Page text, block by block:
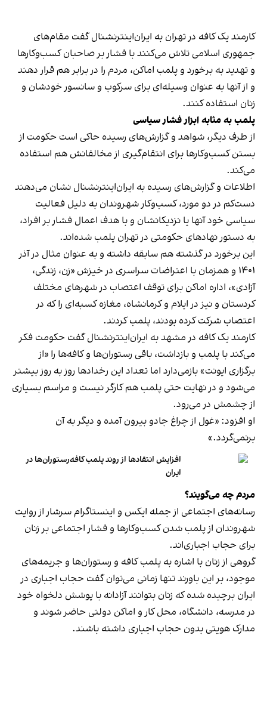
کارمند یک کافه در تهران به ایران‌اینترنشنال گفت مقام‌های
جمهوری اسلامی تلاش می‌کنند با فشار بر صاحبان کسب‌وکارها
و تهدید به برخورد و پلمب اماکن، مردم را در برابر هم قرار دهند
و از آنها به عنوان وسیله‌ای برای سرکوب و سانسور خودشان و
زنان استفاده کنند.
پلمب به مثابه ابزار فشار سیاسی
از طرف دیگر، شواهد و گزارش‌های رسیده حاکی است حکومت از
بستن کسب‌وکارها برای انتقام‌گیری از مخالفانش هم استفاده
می‌کند.
اطلاعات و گزارش‌های رسیده به ایران‌اینترنشنال نشان می‌دهند
دست‌کم در دو مورد، کسب‌وکار شهروندان به دلیل فعالیت
سیاسی خود آنها یا نزدیکانشان و با هدف اعمال فشار بر افراد،
به دستور نهادهای حکومتی در تهران پلمب شده‌اند.
این برخورد در گذشته هم سابقه داشته و به عنوان مثال در آذر
۱۴۰۱ و همزمان با اعتراضات سراسری در خیزش «زن، زندگی،
آزادی»، اداره اماکن برای توقف اعتصاب در شهرهای مختلف
کردستان و نیز در ایلام و کرمانشاه، مغازه کسبه‌ای را که در
اعتصاب شرکت کرده بودند، پلمب کردند.
کارمند یک کافه در مشهد به ایران‌اینترنشنال گفت حکومت فکر
می‌کند با پلمب و بازداشت، باقی رستوران‌ها و کافه‌ها را «از
برگزاری ایونت» بازمی‌دارد اما تعداد این رخدادها روز به روز بیشتر
می‌شود و در نهایت حتی پلمب هم کارگر نیست و مراسم بسیاری
از چشمش در می‌رود.
او افزود: «غول از چراغ جادو بیرون آمده و دیگر به آن
برنمی‎‌گردد.»
افزایش انتقادها از روند پلمب کافه‌رستوران‌ها در
ایران
مردم چه می‌گویند؟
رسانه‎‌های اجتماعی از جمله ایکس و اینستاگرام سرشار از روایت
شهروندان از پلمب شدن کسب‌وکارها و فشار اجتماعی بر زنان
برای حجاب اجباری‌اند.
گروهی از زنان با اشاره به پلمب کافه و رستوران‌ها و جریمه‌های
موجود، بر این باورند تنها زمانی می‌توان گفت حجاب اجباری در
ایران برچیده شده که زنان بتوانند آزادانه با پوشش دلخواه خود
در مدرسه، دانشگاه، محل کار و اماکن دولتی حاضر شوند و
مدارک هویتی بدون حجاب اجباری داشته باشند.